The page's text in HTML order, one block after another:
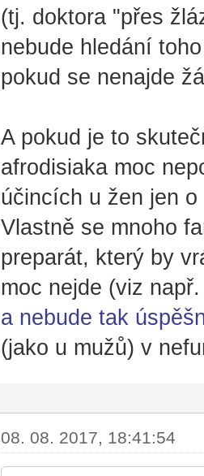
(tj. doktora "přes
nebude hledání
pokud se nenajde
A pokud je to
afrodisiaka moc
účincích u žen jen
Vlastně se mnoho
preparát, který by
moc nejde (viz
a nebude tak
(jako u mužů) v
08. 08. 2017, 18:41:54